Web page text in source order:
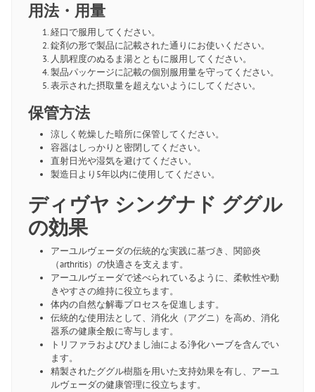
用法・用量
経口で服用してください。
錠剤の形で製品に記載された通りにお使いください。
人肌程度のぬるま湯とともに服用してください。
製品パッケージに記載の個別服用量を守ってください。
表示された摂取量を超えないようにしてください。
保管方法
涼しく乾燥した暗所に保管してください。
容器はしっかりと密閉してください。
直射日光や湿気を避けてください。
製造日より5年以内に使用してください。
ディヴヤ シングナド ググル
の効果
アーユルヴェーダの伝統的な実践に基づき、関節炎
（arthritis）の快適さを支えます。
アーユルヴェーダで述べられているように、柔軟性や動
きやすさの維持に役立ちます。
体内の自然な解毒プロセスを促進します。
伝統的な使用法として、消化火（アグニ）を高め、消化
器系の健康全般に寄与します。
トリファラおよびひまし油による浄化ハーブを含んでい
ます。
精製されたググル樹脂を用いた支持効果を有し、アーユ
ルヴェーダの健康管理に役立ちます。